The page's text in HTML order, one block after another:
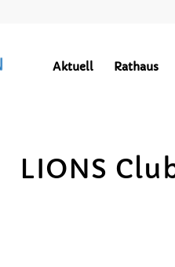
Aktuell Rathaus
LIONS